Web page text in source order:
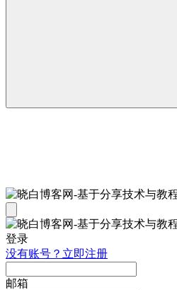
登录
没有账号？立即注册
邮箱